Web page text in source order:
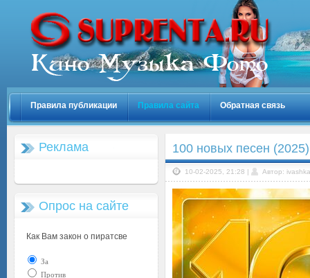
Правила публикации Правила сайта Обратная связь
Реклама
Опрос на сайте
Как Вам закон о пиратсве
За
Против
100 новых песен
10-02-2025, 21:28 | Автор: ivashka